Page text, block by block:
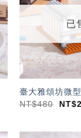
已
臺大雅頌坊微
NT$480 NT$